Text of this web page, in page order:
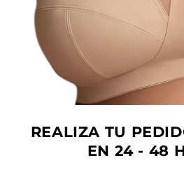
REALIZA TU
EN 24 - 48